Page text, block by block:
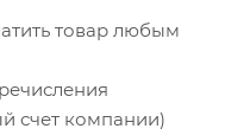
товар любым
счет компании)